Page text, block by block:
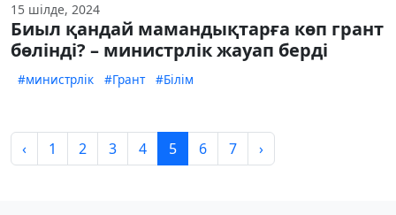
15 шілде, 2024
Биыл қандай мамандықтарға көп грант
бөлінді? – министрлік жауап берді
#министрлік #Грант #Білім
‹ 1 2 3 4 5 6 7 ›